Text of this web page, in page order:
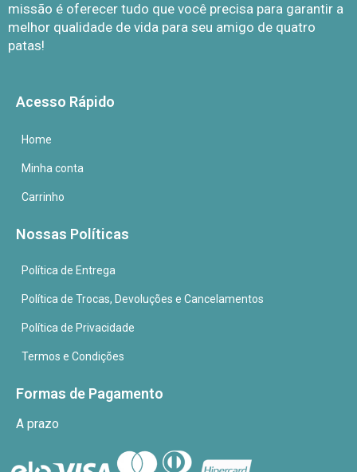
missão é oferecer tudo que você precisa para garantir a
melhor qualidade de vida para seu amigo de quatro
patas!
Acesso Rápido
Home
Minha conta
Carrinho
Nossas Políticas
Política de Entrega
Política de Trocas, Devoluções e Cancelamentos
Política de Privacidade
Termos e Condições
Formas de Pagamento
A prazo